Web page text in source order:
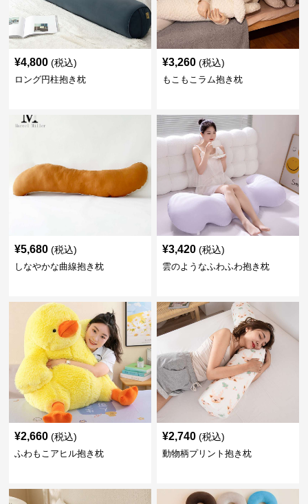
¥4,800 (税込)
ロング円柱抱き枕
¥3,260 (税込)
もこもこラム抱き枕
¥5,680 (税込)
しなやかな曲線抱き枕
¥3,420 (税込)
雲のようなふわふわ抱き枕
¥2,660 (税込)
ふわもこアヒル抱き枕
¥2,740 (税込)
動物柄プリント抱き枕